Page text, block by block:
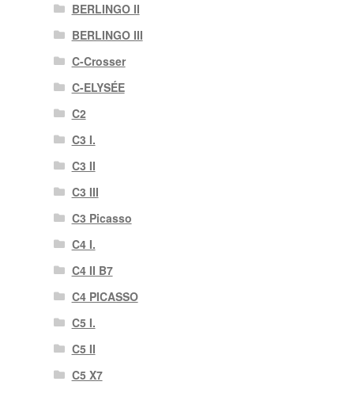
BERLINGO II
BERLINGO III
C-Crosser
C-ELYSÉE
C2
C3 I.
C3 II
C3 III
C3 Picasso
C4 I.
C4 II B7
C4 PICASSO
C5 I.
C5 II
C5 X7